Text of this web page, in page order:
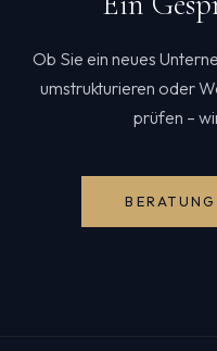
Ob Sie ein neues
umstrukturieren oder
prüfen –